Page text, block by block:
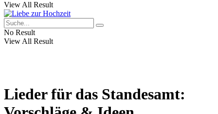
View All Result
No Result
View All Result
Lieder für das Standesamt: